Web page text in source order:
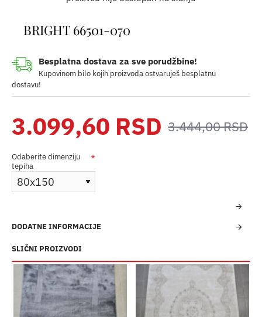
BRIGHT 66501-070
Besplatna dostava za sve porudžbine!
Kupovinom bilo kojih proizvoda ostvaruješ besplatnu
dostavu!
3.099,60 RSD 3.444,00 RSD
Odaberite dimenziju
tepiha
SLIČNI PROIZVODI
DODATNE INFORMACIJE